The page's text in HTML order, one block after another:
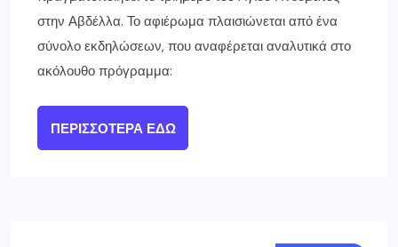
στην Αβδέλλα. Το αφιέρωμα πλαισιώνεται από ένα
σύνολο εκδηλώσεων, που αναφέρεται αναλυτικά στο
ακόλουθο πρόγραμμα:
ΠΕΡΙΣΣΌΤΕΡΑ ΕΔΏ